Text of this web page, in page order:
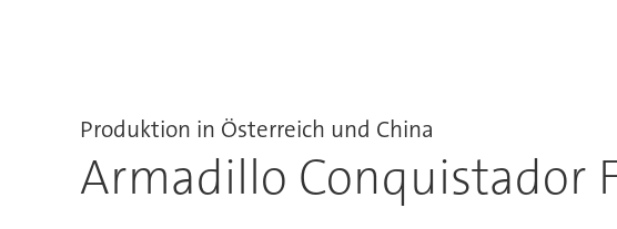
Produktion in Österreich und China
Armadillo Conquistador